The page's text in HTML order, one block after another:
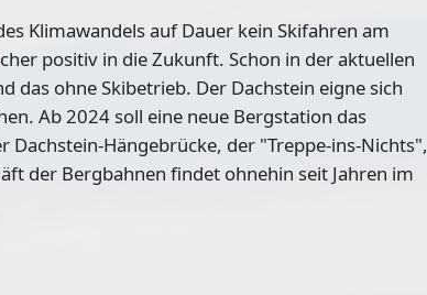
Klimawandels auf Dauer kein Skifahren am
positiv in die Zukunft. Schon in der aktuellen
das ohne Skibetrieb. Der Dachstein eigne sich
Ab 2024 soll eine neue Bergstation das
Hängebrücke, der "Treppe-ins-Nichts",
der Bergbahnen findet ohnehin seit Jahren im